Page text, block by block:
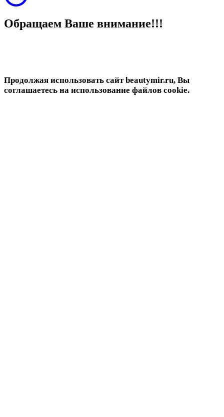
Обращаем Ваше внимание!!!
Продолжая использовать сайт beautymir.ru, Вы
соглашаетесь на использование файлов cookie.